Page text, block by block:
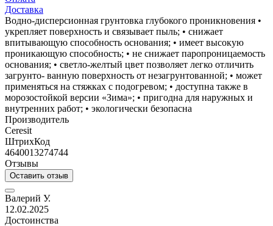
Доставка
Водно-дисперсионная грунтовка глубокого проникновения •
укрепляет поверхность и связывает пыль; • снижает
впитывающую способность основания; • имеет высокую
проникающую способность; • не снижает паропроницаемость
основания; • светло-желтый цвет позволяет легко отличить
загрунто- ванную поверхность от незагрунтованной; • может
применяться на стяжках с подогревом; • доступна также в
морозостойкой версии «Зима»; • пригодна для наружных и
внутренних работ; • экологически безопасна
Производитель
Ceresit
ШтрихКод
4640013274744
Отзывы
Оставить отзыв
Валерий У.
12.02.2025
Достоинства